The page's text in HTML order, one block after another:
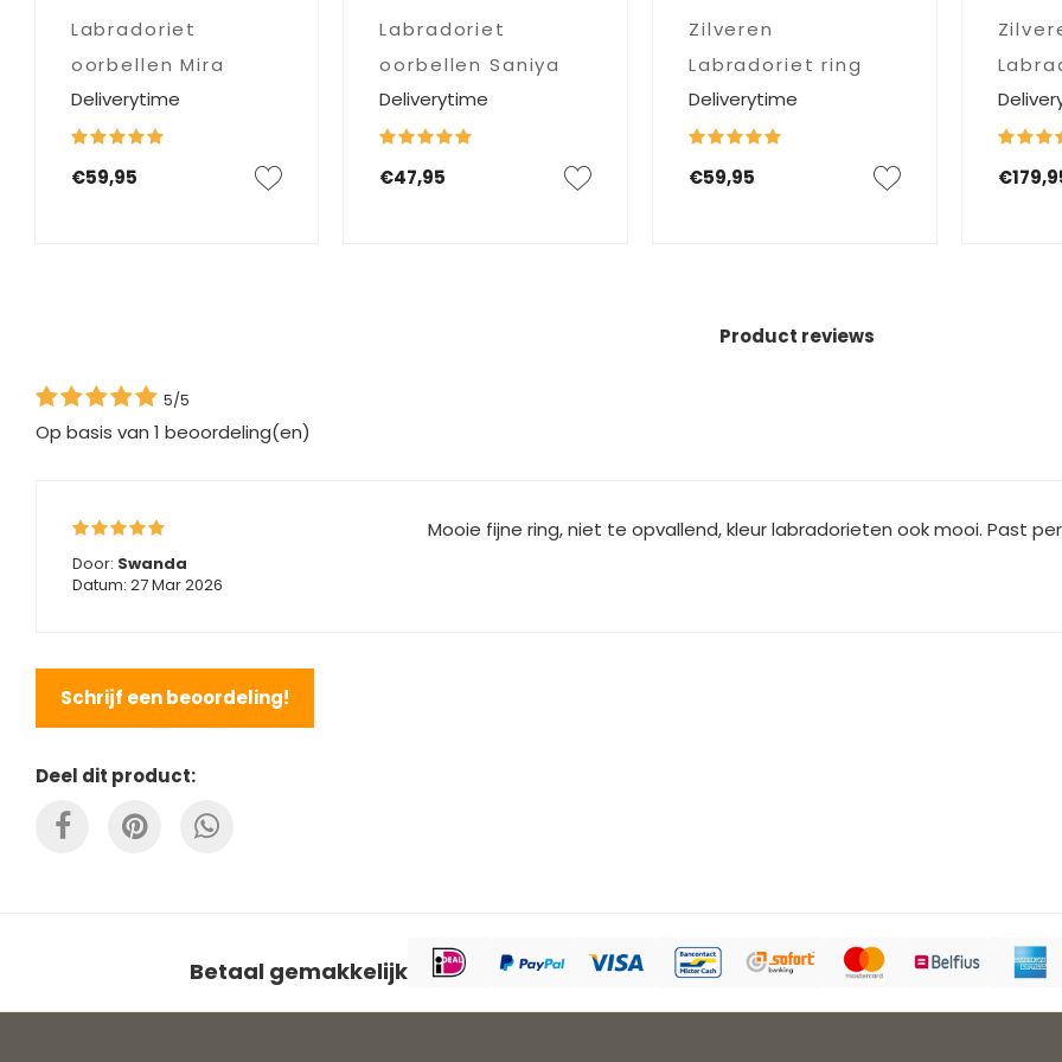
Labradoriet
oorbellen Mira
Deliverytime
€59,95
Labradoriet
oorbellen Saniya
Deliverytime
€47,95
Zilveren
Labradoriet ring
Gisela
Deliverytime
€59,95
Product reviews
5/5
Op basis van 1 beoordeling(en)
Door: Swanda
Datum: 27 Mar 2026
Mooie fijne ring, niet te opvallend, kleur labradorieten ook mooi. Past
Schrijf een beoordeling!
Deel dit product:
Betaal gemakkelijk